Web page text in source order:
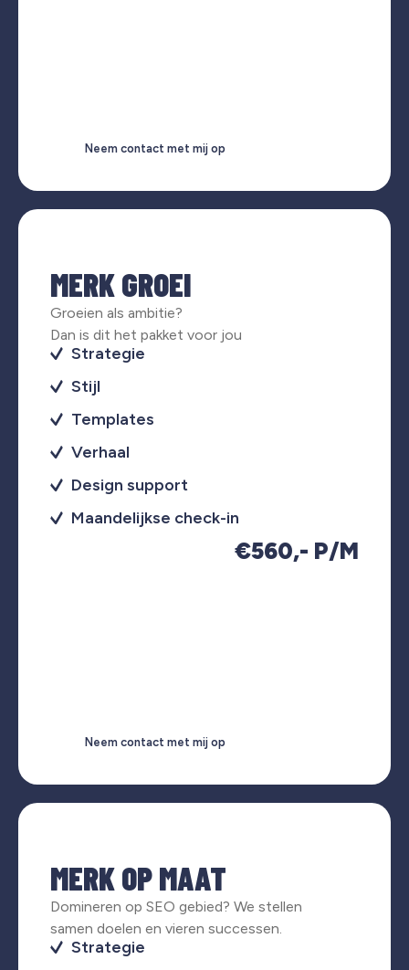
Neem contact met mij op
MERK GROEI
Groeien als ambitie?
Dan is dit het pakket voor jou
Strategie
Stijl
Templates
Verhaal
Design support
Maandelijkse check-in
€560,- P/M
Neem contact met mij op
MERK OP MAAT
Domineren op SEO gebied? We stellen
samen doelen en vieren successen.
Strategie